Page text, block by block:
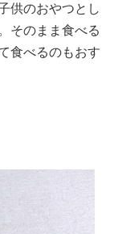
供のおやつとし
そのまま食べる
食べるのもおす